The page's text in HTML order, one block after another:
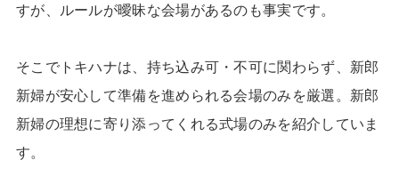
すが、ルールが曖昧な会場があるのも事実です。
そこでトキハナは、持ち込み可・不可に関わらず、新郎
新婦が安心して準備を進められる会場のみを厳選。新郎
新婦の理想に寄り添ってくれる式場のみを紹介していま
す。